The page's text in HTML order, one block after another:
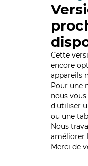
Cette
encore
appareils
Pour une
nous
d'utiliser
ou une
Nous
améliorer
Merci de